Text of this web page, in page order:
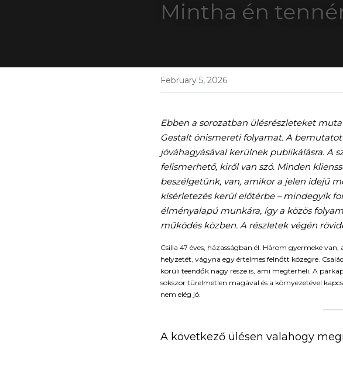
Mintha én
February 5, 2026
Ebben a sorozatban ülésrészleteket
Gestalt önismereti folyamat. A
jóváhagyásával kerülnek publikálásra. A
felismerhető, kiről van szó. Minden
beszélgetünk, van, amikor a jelen idejű
kísérletezés kerül előtérbe – mindegyik
élményalapú munkára, így a közös
működés közben. A részletek végén
Csilla 47 éves, házasságban él. Három gyermeke
helyzetét, vágyna egy értelmes felnőtt közegre.
körüli teendők nagy része is, ami megterheli. A
sokszor türelmetlen magával és a környezetével
nem elég jó.
A következő ülésen valahogy